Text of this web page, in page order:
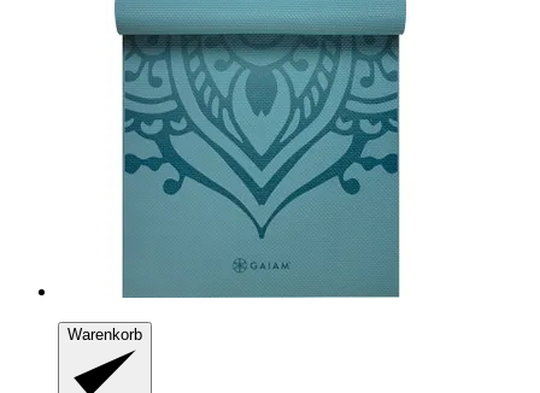
Warenkorb